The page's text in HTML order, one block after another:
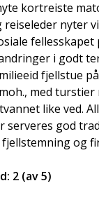
kortreiste
reiseleder nyter
fellesskapet
i godt
fjellstue
med
like ved.
serveres god
og
2 (av 5)